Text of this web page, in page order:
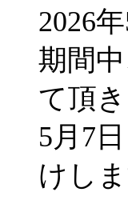
2026
期間
て頂き
5月7
けし